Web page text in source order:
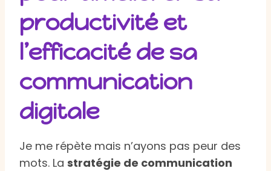
productivité et
l’efficacité de sa
communication
digitale
Je me répète mais n’ayons pas peur des
mots. La stratégie de communication